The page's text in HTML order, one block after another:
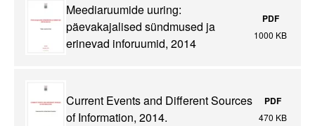
Meediaruumide uuring:
päevakajalised sündmused ja
erinevad inforuumid, 2014
PDF
1000 KB
Current Events and Different Sources
of Information, 2014.
PDF
470 KB